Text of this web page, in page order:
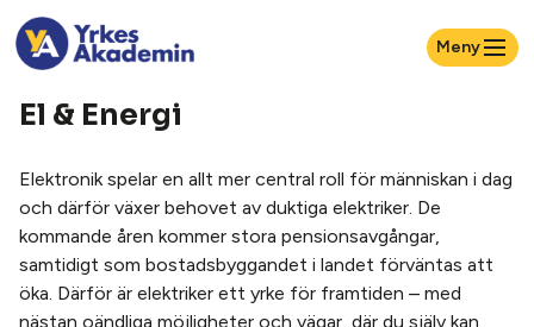
Meny
El & Energi
Elektronik spelar en allt mer central roll för människan i dag
och därför växer behovet av duktiga elektriker De
kommande åren kommer stora pensionsavgångar,
samtidigt som bostadsbyggandet i landet förväntas att
öka. Därför är elektriker ett yrke för framtiden – med
nästan oändliga möjligheter och vägar, där du själv kan